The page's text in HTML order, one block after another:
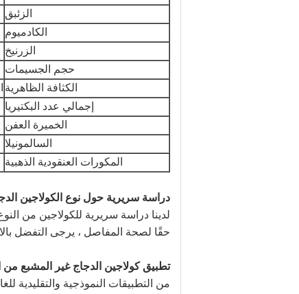
الزئبق
الكادميوم
الزرنيخ
حجم الجسيمات
الكثافة الظاهرية
إجمالي عدد البكتيريا
الخميرة العفن
السالمونيلا
المكورات العنقودية الذهبية
دراسة سريرية حول نوع الكولاجين
لدينا دراسة سريرية للكولاجين من
حقًا لصحة المفاصل ، يرجى التفضل
تطبيق كولاجين الدجاج غير المشبع من
من التطبيقات النموذجية والتقليدية